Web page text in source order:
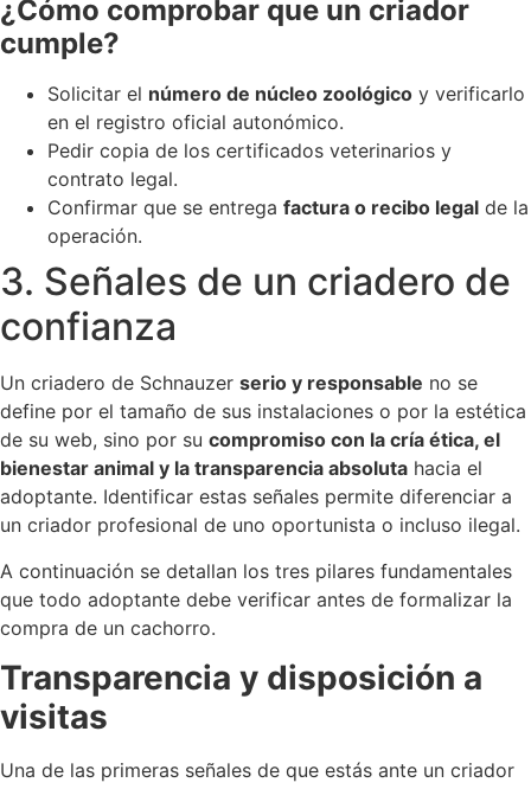
¿Cómo comprobar que un criador
cumple?
Solicitar el número de núcleo zoológico y verificarlo
en el registro oficial autonómico.
Pedir copia de los certificados veterinarios y
contrato legal.
Confirmar que se entrega factura o recibo legal de la
operación.
3. Señales de un criadero de
confianza
Un criadero de Schnauzer serio y responsable no se
define por el tamaño de sus instalaciones o por la estética
de su web, sino por su compromiso con la cría ética, el
bienestar animal y la transparencia absoluta hacia el
adoptante. Identificar estas señales permite diferenciar a
un criador profesional de uno oportunista o incluso ilegal.
A continuación se detallan los tres pilares fundamentales
que todo adoptante debe verificar antes de formalizar la
compra de un cachorro.
Transparencia y disposición a
visitas
Una de las primeras señales de que estás ante un criador